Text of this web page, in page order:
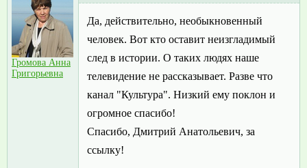
Громова Анна
Григорьевна
Да, действительно, необыкновенный
человек. Вот кто оставит неизгладимый
след в истории. О таких людях наше
телевидение не рассказывает. Разве что
канал "Культура". Низкий ему поклон и
огромное спасибо!
Спасибо, Дмитрий Анатольевич, за
ссылку!